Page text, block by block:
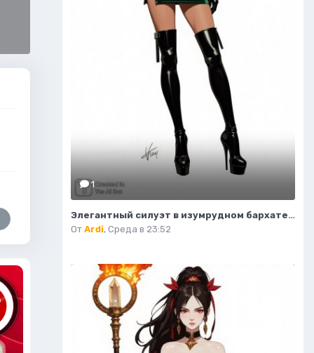
1
Элегантный силуэт в изумрудном бархате и дерзких ботфортах. Нейросеть Flux 1
От Ardi, Среда в 23:52